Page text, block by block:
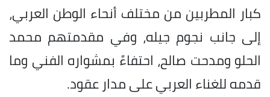
كبار المطربين من مختلف أنحاء الوطن العربي،
إلى جانب نجوم جيله، وفي مقدمتهم محمد
الحلو ومدحت صالح، احتفاءً بمشواره الفني وما
قدمه للغناء العربي على مدار عقود.